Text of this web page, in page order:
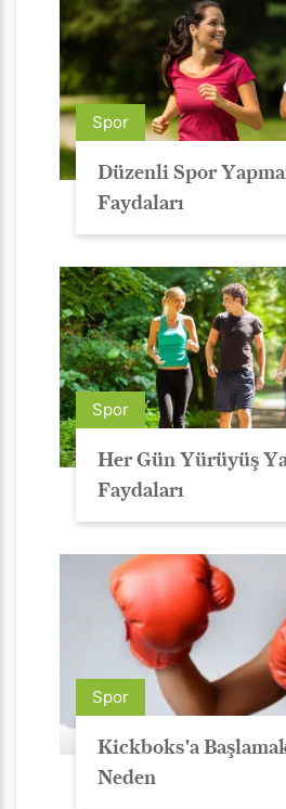
Spor
Düzenli Spor
Faydaları
Spor
Her Gün Yürüyüş
Faydaları
Spor
Kickboks'a
Neden